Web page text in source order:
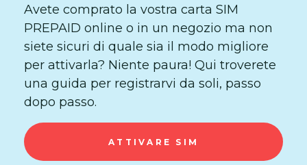
Avete comprato la vostra carta SIM
PREPAID online o in un negozio ma non
siete sicuri di quale sia il modo migliore
per attivarla? Niente paura! Qui troverete
una guida per registrarvi da soli, passo
dopo passo.
ATTIVARE SIM